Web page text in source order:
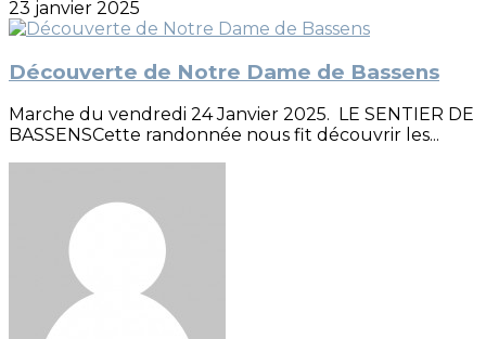
23 janvier 2025
Découverte de Notre Dame de Bassens
Marche du vendredi 24 Janvier 2025. LE SENTIER DE
BASSENSCette randonnée nous fit découvrir les...